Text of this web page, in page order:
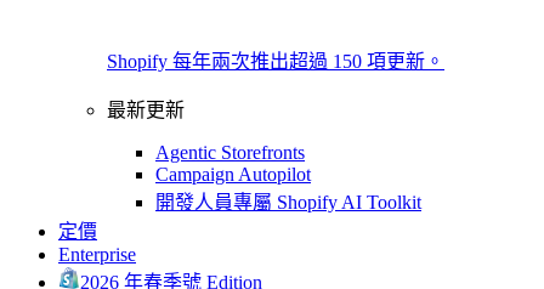
Shopify 每年兩次推出超過 150 項更新。
最新更新
Agentic Storefronts
Campaign Autopilot
開發人員專屬 Shopify AI Toolkit
定價
Enterprise
2026 年春季號 Edition